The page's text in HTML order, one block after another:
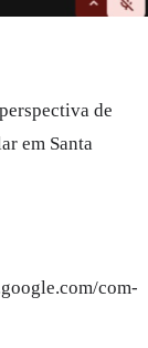
de
em Santa
com-